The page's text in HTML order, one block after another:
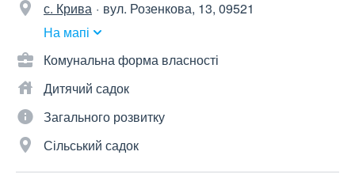
с. Крива
вул. Розенкова, 13, 09521
На мапі
Комунальна форма власності
Дитячий садок
Загального розвитку
Сільський садок